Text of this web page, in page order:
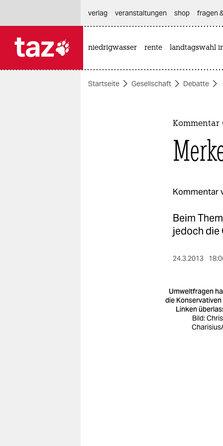
themen
verlag
veranstaltungen shop fragen
niedrigwasser rente landtagswahl
Startseite Gesellschaft Debatte
Kommentar
Kommentar
Beim
jedoch die
24.3.2013
Umweltfragen
die Konservativen
Linken
Bild: